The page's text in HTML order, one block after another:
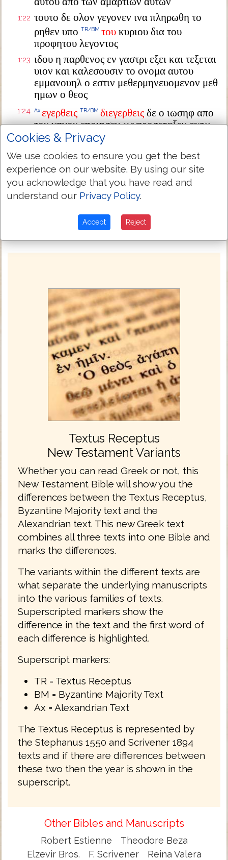
1:22 τουτο δε ολον γεγονεν ινα πληρωθη το
ρηθεν υπο TR/BM του κυριου δια του
προφητου λεγοντος
1:23 ιδου η παρθενος εν γαστρι εξει και τεξεται
υιον και καλεσουσιν το ονομα αυτου
εμμανουηλ ο εστιν μεθερμηνευομενον μεθ
ημων ο θεος
1:24 Ax εγερθεις TR/BM διεγερθεις δε ο ιωσηφ απο
του υπνου εποιησεν ως προσεταξεν αυτω
ο αγγελος κυριου και παρελαβεν την
και ουκ εγινωσκεν αυτην εως ου ετεκεν
τονυιον αυτης τον
πρωτοτοκον και εκαλεσεν το ονομα αυτου
ιησουν
Next Chapter »
Textus Receptus
New Testament Variants
Whether you can read Greek or not, this
New Testament Bible will show you the
differences between the Textus Receptus,
Byzantine Majority text and the
Alexandrian text. This new Greek text
combines all three texts into one Bible and
marks the differences.
The variants within the different texts are
what separate the underlying manuscripts
into the various families of texts.
Superscripted markers show the
difference in the text and the first word of
each difference is highlighted.
Superscript markers:
TR = Textus Receptus
BM = Byzantine Majority Text
Ax = Alexandrian Text
The Textus Receptus is represented by
the Stephanus 1550 and Scrivener 1894
texts and if there are differences between
these two then the year is shown in the
superscript.
Other Bibles and Manuscripts
Robert Estienne
Theodore Beza
Elzevir Bros.
F. Scrivener Reina Valera
Cookies & Privacy
We use cookies to ensure you get the best
experience on our website. By using our site
you acknowledge that you have read and
understand our Privacy Policy.
Accept Reject